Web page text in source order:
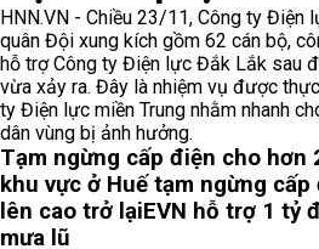
HNN.VN - Chiều 23/11, Công ty Điện
quân Đội xung kích gồm 62 cán bộ,
hỗ trợ Công ty Điện lực Đắk Lắk sau
vừa xảy ra. Đây là nhiệm vụ được
ty Điện lực miền Trung nhằm nhanh
dân vùng bị ảnh hưởng.
Tạm ngừng cấp điện cho hơn
khu vực ở Huế tạm ngừng
lên cao trở lạiEVN hỗ trợ 1 tỷ
mưa lũ